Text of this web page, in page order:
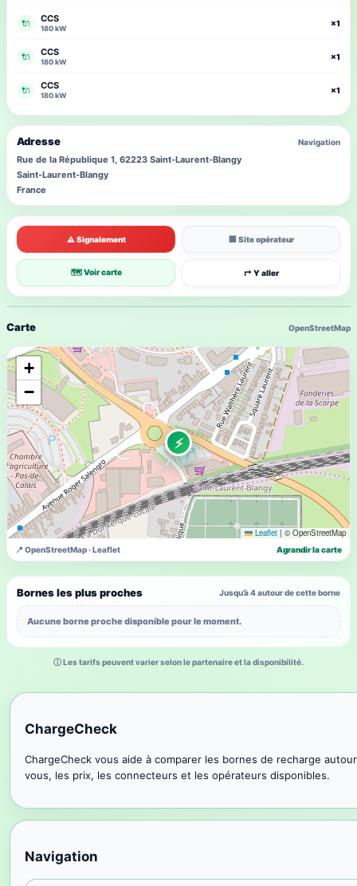
Carte OpenStreetMap
⚡
+
−
Leaflet | © OpenStreetMap
📍 OpenStreetMap · Leaflet Agrandir la carte
Bornes les plus proches Jusqu’à 4 autour de cette borne
Aucune borne proche disponible pour le moment.
⚠ Signalement 🏢 Site opérateur
🗺 Voir carte ↱ Y aller
🔌 CCS
180 kW
×1
🔌 CCS
180 kW
×1
🔌 CCS
180 kW
×1
Adresse Navigation
Rue de la République 1, 62223 Saint-Laurent-Blangy
Saint-Laurent-Blangy
France
ⓘ Les tarifs peuvent varier selon le partenaire et la disponibilité.
ChargeCheck
ChargeCheck vous aide à comparer les bornes de recharge
vous, les prix, les connecteurs et les opérateurs disponibles.
Navigation